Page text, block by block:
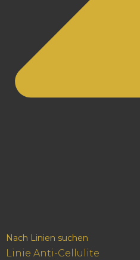
Nach Linien suchen
Linie Anti-Cellulite